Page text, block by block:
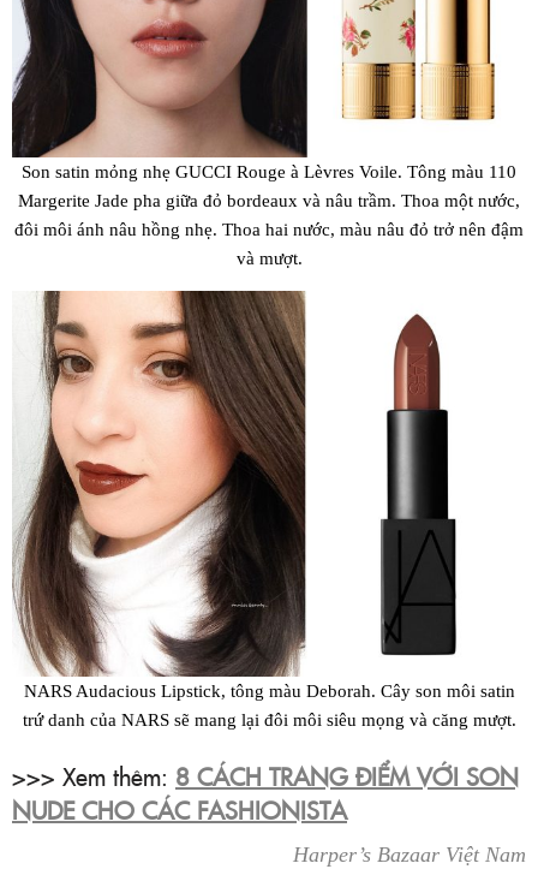
Son satin mỏng nhẹ GUCCI Rouge à Lèvres Voile. Tông màu 110
Margerite Jade pha giữa đỏ bordeaux và nâu trầm. Thoa một nước,
đôi môi ánh nâu hồng nhẹ. Thoa hai nước, màu nâu đỏ trở nên đậm
và mượt.
NARS Audacious Lipstick, tông màu Deborah. Cây son môi satin
trứ danh của NARS sẽ mang lại đôi môi siêu mọng và căng mượt.
>>> Xem thêm: 8 CÁCH TRANG ĐIỂM VỚI SON
NUDE CHO CÁC FASHIONISTA
Harper’s Bazaar Việt Nam